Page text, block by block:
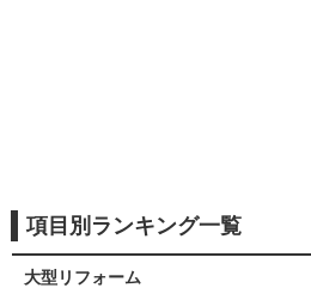
項目別ランキング一覧
大型リフォーム